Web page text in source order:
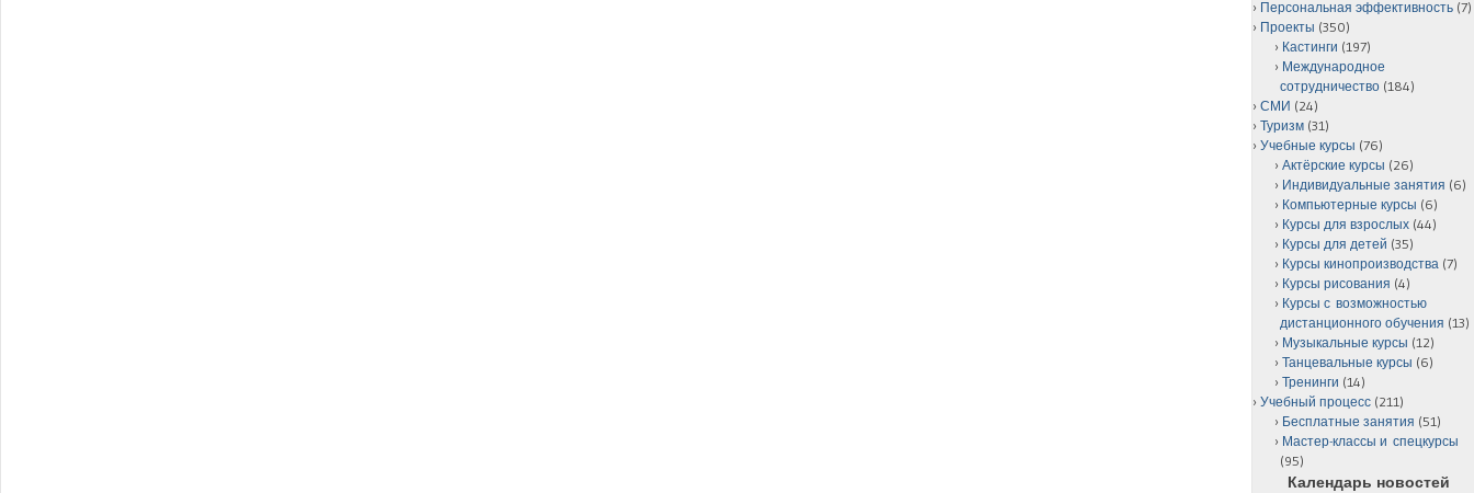
Персональная эффективность (7)
Проекты (350)
Кастинги (197)
Международное
сотрудничество (184)
СМИ (24)
Туризм (31)
Учебные курсы (76)
Актёрские курсы (26)
Индивидуальные занятия (6)
Компьютерные курсы (6)
Курсы для взрослых (44)
Курсы для детей (35)
Курсы кинопроизводства (7)
Курсы рисования (4)
Курсы с возможностью
дистанционного обучения (13)
Музыкальные курсы (12)
Танцевальные курсы (6)
Тренинги (14)
Учебный процесс (211)
Бесплатные занятия (51)
Мастер-классы и спецкурсы
(95)
Календарь новостей